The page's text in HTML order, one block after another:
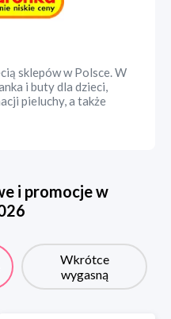
sklepów w Polsce. W
i buty dla dzieci,
pieluchy, a także
i promocje w
Wkrótce
wygasną